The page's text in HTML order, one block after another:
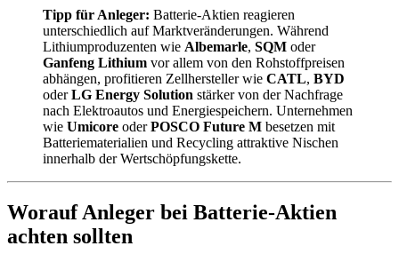
Tipp für Anleger: Batterie-Aktien reagieren
unterschiedlich auf Marktveränderungen. Während
Lithiumproduzenten wie Albemarle, SQM oder
Ganfeng Lithium vor allem von den Rohstoffpreisen
abhängen, profitieren Zellhersteller wie CATL, BYD
oderLG Energy Solution stärker von der Nachfrage
nach Elektroautos und Energiespeichern. Unternehmen
wie Umicore oderPOSCO Future M besetzen mit
Batteriematerialien und Recycling attraktive Nischen
innerhalb der Wertschöpfungskette.
Worauf Anleger bei Batterie-Aktien
achten sollten